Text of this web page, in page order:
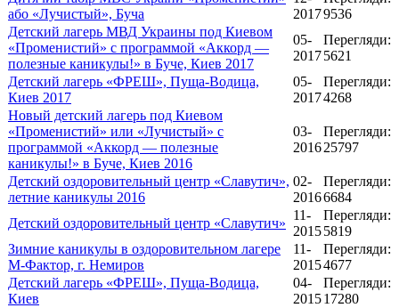
або «Лучистый», Буча
20179536
Детский лагерь МВД Украины под Киевом
«Променистий» с программой «Аккорд —
полезные каникулы!» в Буче, Киев 2017
05-
2017
Перегляди:
5621
Детский лагерь «ФРЕШ», Пуща-Водица,
Киев 2017
05-
2017
Перегляди:
4268
Новый детский лагерь под Киевом
«Променистий» или «Лучистый» с
программой «Аккорд — полезные
каникулы!» в Буче, Киев 2016
03-
2016
Перегляди:
25797
Детский оздоровительный центр «Славутич»,
летние каникулы 2016
02-
2016
Перегляди:
6684
Детский оздоровительный центр «Славутич»
11-
2015
Перегляди:
5819
Зимние каникулы в оздоровительном лагере
М-Фактор, г. Немиров
11-
2015
Перегляди:
4677
Детский лагерь «ФРЕШ», Пуща-Водица,
Киев
04-
2015
Перегляди:
17280